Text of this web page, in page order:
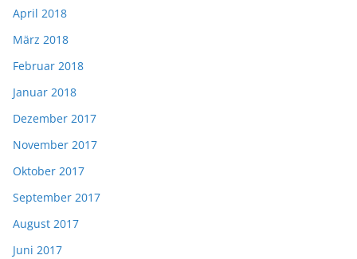
April 2018
März 2018
Februar 2018
Januar 2018
Dezember 2017
November 2017
Oktober 2017
September 2017
August 2017
Juni 2017